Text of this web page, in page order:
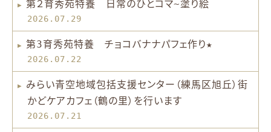
第２育秀苑特養 日常のひとコマ~塗り絵
2026.07.29
第3育秀苑特養 チョコバナナパフェ作り★
2026.07.22
みらい青空地域包括支援センター（練馬区旭丘）街
かどケアカフェ（鶴の里）を行います
2026.07.21